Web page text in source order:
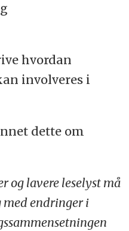
hvordan
involveres i
dette om
og lavere leselyst må
med endringer i